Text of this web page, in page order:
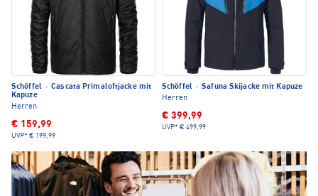
Schöffel · Cascata Primaloftjacke mit
Kapuze
Herren
€ 159,99
UVP* € 199,99
Schöffel · Safuna Skijacke mit Kapuze
Herren
€ 399,99
UVP* € 499,99